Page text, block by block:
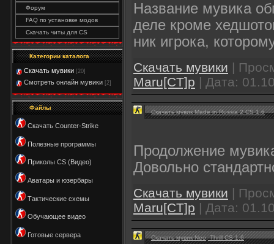
Форум
FAQ по установке модов
Скачать читы для CS
Категории каталога
Скачать мувики [20]
Смотреть онлайн мувики [2]
Файлы
Скачать Counter-Strike
Полезные программы
Приколы CS (Видео)
Аватары и юзербары
Тактические схемы
Обучающее видео
Готовые сервера
Название мувика
деле кроме
ник игрока,
Скачать мувики |
Maru[CT]p | Дата:
Скачать мувик Made in Russia 2 CS 1.6
Продолжение
Довольно
Скачать мувики |
Maru[CT]p | Дата:
Скачать мувик Neo, Thrill CS 1.6